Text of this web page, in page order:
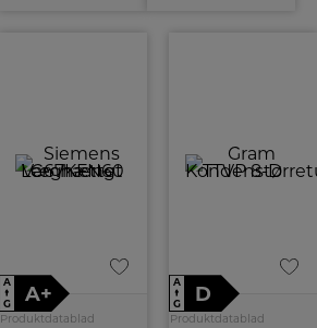
A
↑
G
A+
Produktdatablad
A
↑
G
D
Produktdatablad